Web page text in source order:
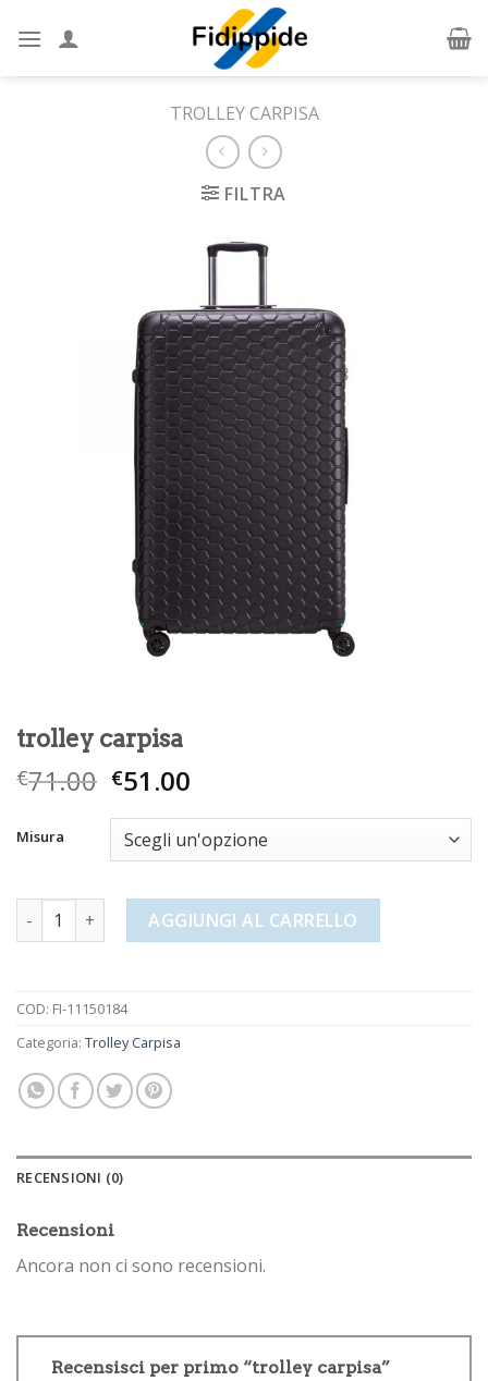
TROLLEY CARPISA
FILTRA
trolley carpisa
€71.00 €51.00
Misura
trolley carpisa quantitàAGGIUNGI AL CARRELLO
COD: FI-11150184
Categoria: Trolley Carpisa
RECENSIONI (0)
Recensioni
Ancora non ci sono recensioni.
Recensisci per primo “trolley carpisa”